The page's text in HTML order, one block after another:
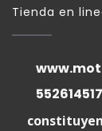
Tienda en